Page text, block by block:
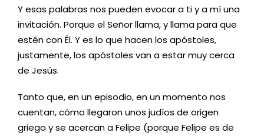
Y esas palabras nos pueden evocar a ti y a mí una
invitación. Porque el Señor llama, y llama para que
estén con Él. Y es lo que hacen los apóstoles,
justamente, los apóstoles van a estar muy cerca
de Jesús.
Tanto que, en un episodio, en un momento nos
cuentan, cómo llegaron unos judíos de origen
griego y se acercan a Felipe (porque Felipe es de